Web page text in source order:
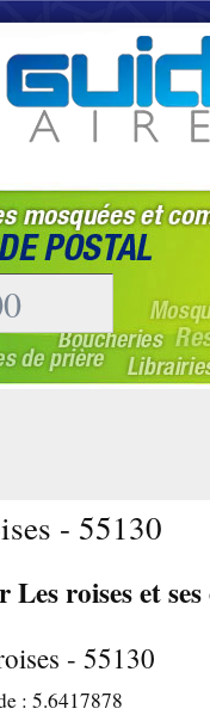
- 55130
roises et
- 55130
: 5.6417878